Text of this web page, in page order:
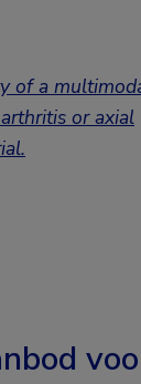
of a
or axial